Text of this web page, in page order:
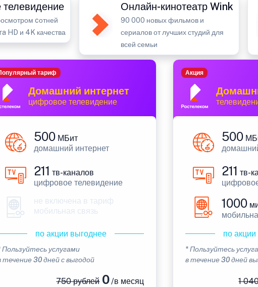
cотней
HD и 4K качества
Онлайн-кинотеатр Wink
90 000 новых фильмов и
сериалов от лучших студий для
всей семьи
Домашний интернет
цифровое телевидение
тариф
500 МБит
домашний интернет
211 тв-каналов
цифровое телевидение
не включена в тариф
мобильная связь
по акции выгоднее
Пользуйтесь услугами
течение 30 дней с выгодой
750 рублей0/в месяц
Акция
500
211 тв-
1000
по
* Пользуйтесь
в течение 30 дней
1